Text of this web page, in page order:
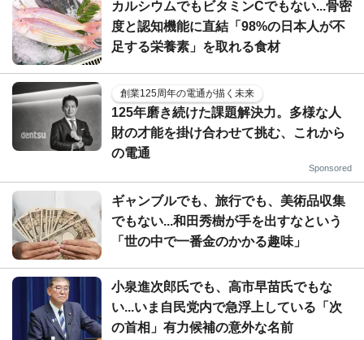
カルシウムでもビタミンCでもない...骨密
度と認知機能に直結「98%の日本人が不
足する栄養素」を取れる食材
創業125周年の電通が描く未来
125年磨き続けた課題解決力。多様な人
財の才能を掛け合わせて挑む、これから
の電通
Sponsored
ギャンブルでも、旅行でも、美術品収集
でもない...和田秀樹が手を出すなという
「世の中で一番金のかかる趣味」
小泉進次郎氏でも、高市早苗氏でもな
い...いま自民党内で急浮上している「次
の首相」有力候補の意外な名前